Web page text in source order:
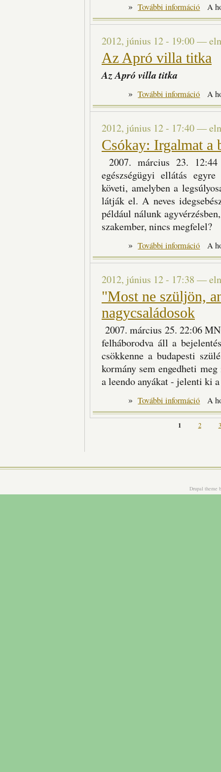
» További információ A
2012, június 12 - 19:00—
Az Apró villa titka
Az Apró villa titka
» További információ AzA
2012, június 12 - 17:40—
Csókay: Irgalmat a
2007. március 23.
egészségügyi ellátás
követi, amelyben a
látják el. A neves
például nálunk
szakember, nincs megfelel?
» További információ A
2012, június 12 - 17:38 —
"Most ne szüljön,
nagycsaládosok
2007. március 25. 22:06
felháborodva áll a
csökkenne a budapesti
kormány sem engedheti
a leendo anyákat - jelenti ki
» További információ "Most
A
1 2 3
Drupal theme